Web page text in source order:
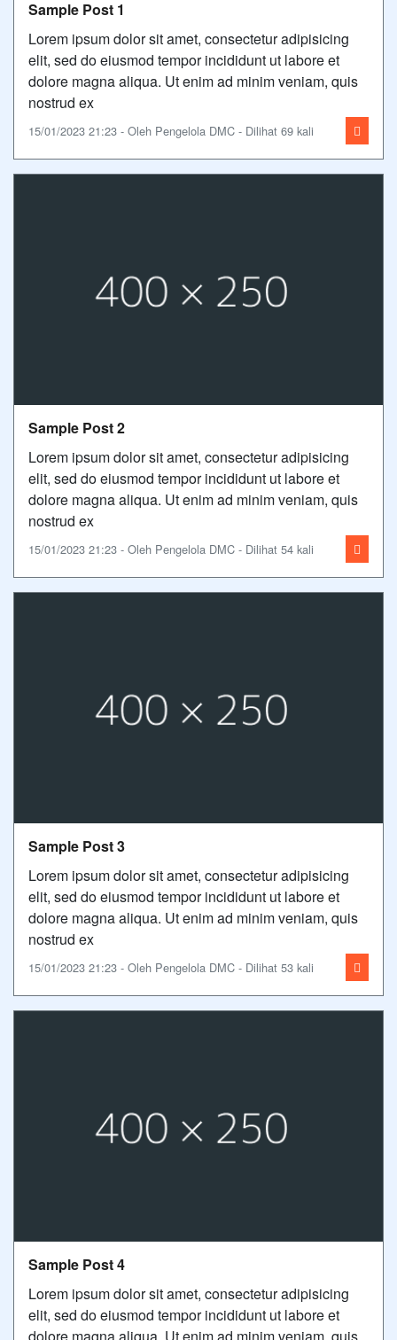
Sample Post 1
Lorem ipsum dolor sit amet, consectetur adipisicing
elit, sed do eiusmod tempor incididunt ut labore et
dolore magna aliqua. Ut enim ad minim veniam, quis
nostrud ex
15/01/2023 21:23 - Oleh Pengelola DMC - Dilihat 69 kali
Sample Post 2
Lorem ipsum dolor sit amet, consectetur adipisicing
elit, sed do eiusmod tempor incididunt ut labore et
dolore magna aliqua. Ut enim ad minim veniam, quis
nostrud ex
15/01/2023 21:23 - Oleh Pengelola DMC - Dilihat 54 kali
Sample Post 3
Lorem ipsum dolor sit amet, consectetur adipisicing
elit, sed do eiusmod tempor incididunt ut labore et
dolore magna aliqua. Ut enim ad minim veniam, quis
nostrud ex
15/01/2023 21:23 - Oleh Pengelola DMC - Dilihat 53 kali
Sample Post 4
Lorem ipsum dolor sit amet, consectetur adipisicing
elit, sed do eiusmod tempor incididunt ut labore et